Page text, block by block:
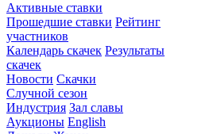
Активные ставки
Прошедшие ставки Рейтинг
участников
Календарь скачек Результаты
скачек
Новости Скачки
Случной сезон
Индустрия Зал славы
Аукционы English